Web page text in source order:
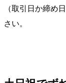
（取引日か締め
さい。